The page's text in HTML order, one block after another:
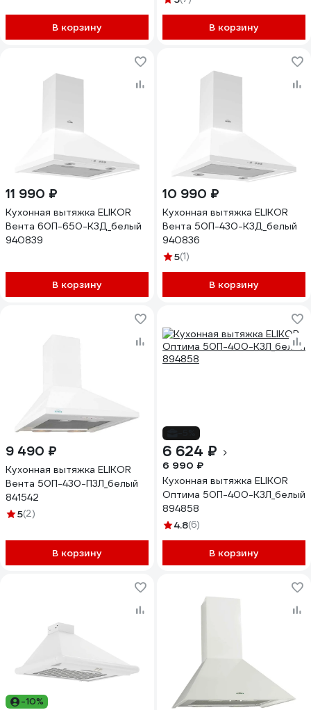
В корзину В корзину
11 990 ₽
Кухонная вытяжка ELIKOR
Вента 60П-650-К3Д_белый
940839
В корзину
10 990 ₽
Кухонная вытяжка ELIKOR
Вента 50П-430-К3Д_белый
940836
5(1)
В корзину
9 490 ₽
Кухонная вытяжка ELIKOR
Вента 50П-430-П3Л_белый
841542
5(2)
В корзину
6 624 ₽
6 990 ₽
Кухонная вытяжка ELIKOR
Оптима 50П-400-К3Л_белый
894858
4.8(6)
В корзину
-10%